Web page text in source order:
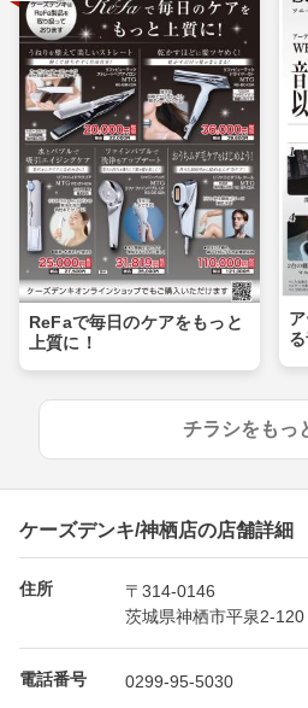
ReFaで毎日のケアをもっと
上質に！
チラシをもっ
ケーズデンキ/神栖店の店舗詳細
住所
〒314-0146
茨城県神栖市平泉2-120
電話番号 0299-95-5030